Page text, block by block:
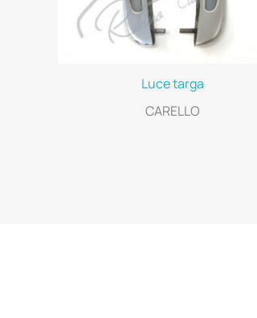
Luce targa
CARELLO